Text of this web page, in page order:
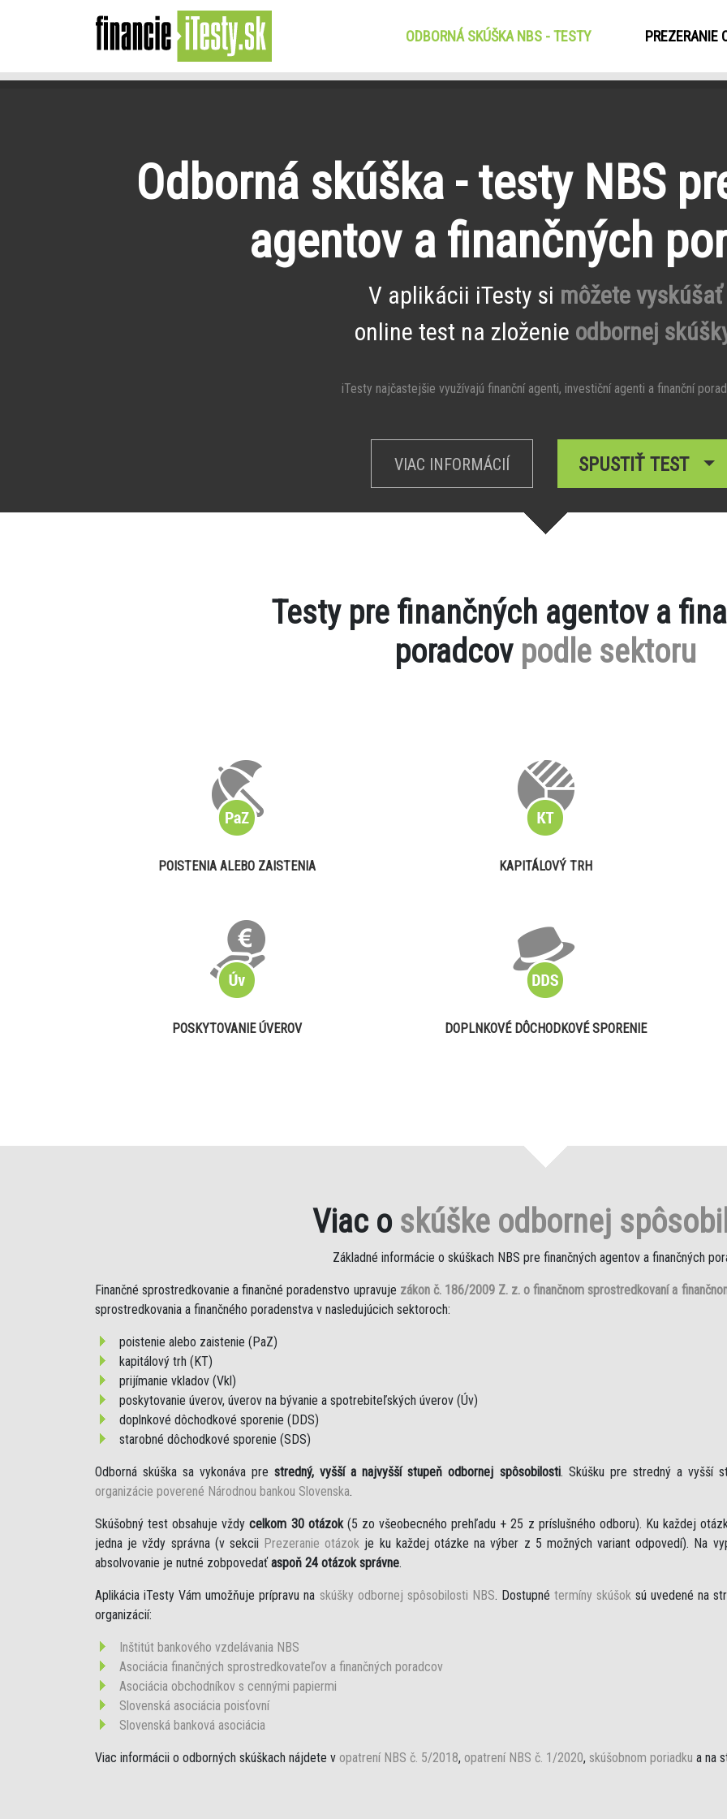
ODBORNÁ SKÚŠKA NBS - TESTY(CURRENT)PREZERANIE
Odborná skúška - testy NBS
agentov a finančných
V aplikácii iTesty si môžete vyskúšať
online test na zloženie odbornej
iTesty najčastejšie využívajú finanční agenti, investiční agenti a finanční
VIAC INFORMÁCIÍ SPUSTIŤ TEST
Testy pre finančných agentov a
poradcov podle sektoru
POISTENIA ALEBO ZAISTENIA KAPITÁLOVÝ TRH
POSKYTOVANIE ÚVEROV DOPLNKOVÉ DÔCHODKOVÉ SPORENIE
Viac o skúške odbornej
Základné informácie o skúškach NBS pre finančných agentov a finančných
Finančné sprostredkovanie a finančné poradenstvo upravuje zákon č. 186/2009 Z. z. o finančnom sprostredkovaní a
sprostredkovania a finančného poradenstva v nasledujúcich sektoroch:
poistenie alebo zaistenie (PaZ)
kapitálový trh (KT)
prijímanie vkladov (Vkl)
poskytovanie úverov, úverov na bývanie a spotrebiteľských úverov (Úv)
doplnkové dôchodkové sporenie (DDS)
starobné dôchodkové sporenie (SDS)
Odborná skúška sa vykonáva prestredný, vyšší a najvyšší stupeň odbornej spôsobilosti. Skúšku pre stredný a vyšší
organizácie poverené Národnou bankou Slovenska.
Skúšobný test obsahuje vždycelkom 30 otázok(5 zo všeobecného prehľadu + 25 z príslušného odboru). Ku každej
jedna je vždy správna (v sekcii Prezeranie otázok je ku každej otázke na výber z 5 možných variant odpovedí). Na
absolvovanie je nutné zobpovedaťaspoň 24 otázok správne.
Aplikácia iTesty Vám umožňuje prípravu na skúšky odbornej spôsobilosti NBS. Dostupnétermíny skúšok sú uvedené na
organizácií:
Inštitút bankového vzdelávania NBS
Asociácia finančných sprostredkovateľov a finančných poradcov
Asociácia obchodníkov s cennými papiermi
Slovenská asociácia poisťovní
Slovenská banková asociácia
Viac informácii o odborných skúškach nájdete v opatrení NBS č. 5/2018, opatrení NBS č. 1/2020, skúšobnom poriadku a na